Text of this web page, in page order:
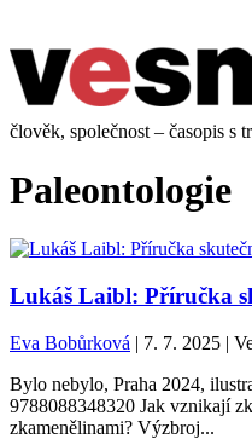
člověk, společnost – časopis s
Paleontologie
Lukáš Laibl: Příručka
Eva Bobůrková | 7. 7. 2025 |
Bylo nebylo, Praha 2024,
9788088348320 Jak vznikají
zkamenělinami? Výzbroj...